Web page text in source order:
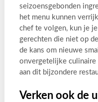
seizoensgebonden
het menu kunnen
chef te volgen, kun je
gerechten die niet op
de kans om nieuwe
onvergetelijke
aan dit bijzondere
Verken ook de